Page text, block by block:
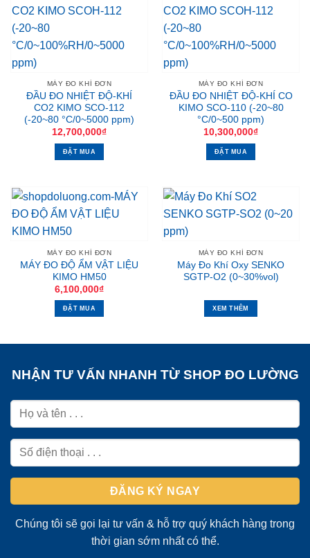
MÁY ĐO KHÍ ĐƠN
ĐẦU ĐO NHIỆT ĐỘ-KHÍ
CO2 KIMO SCO-112
(-20~80 °C/0~5000 ppm)
12,700,000₫
ĐẶT MUA
MÁY ĐO KHÍ ĐƠN
ĐẦU ĐO NHIỆT ĐỘ-KHÍ CO
KIMO SCO-110 (-20~80
°C/0~500 ppm)
10,300,000₫
ĐẶT MUA
MÁY ĐO KHÍ ĐƠN
MÁY ĐO ĐỘ ẨM VẬT LIỆU
KIMO HM50
6,100,000₫
ĐẶT MUA
MÁY ĐO KHÍ ĐƠN
Máy Đo Khí Oxy SENKO
SGTP-O2 (0~30%vol)
XEM THÊM
NHẬN TƯ VẤN NHANH TỪ SHOP ĐO LƯỜNG
Chúng tôi sẽ gọi lại tư vấn & hỗ trợ quý khách hàng trong
thời gian sớm nhất có thể.